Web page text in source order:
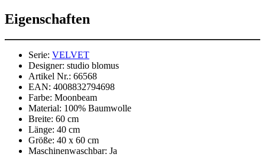
Eigenschaften
Serie: VELVET
Designer: studio blomus
Artikel Nr.: 66568
EAN: 4008832794698
Farbe: Moonbeam
Material: 100% Baumwolle
Breite: 60 cm
Länge: 40 cm
Größe: 40 x 60 cm
Maschinenwaschbar: Ja